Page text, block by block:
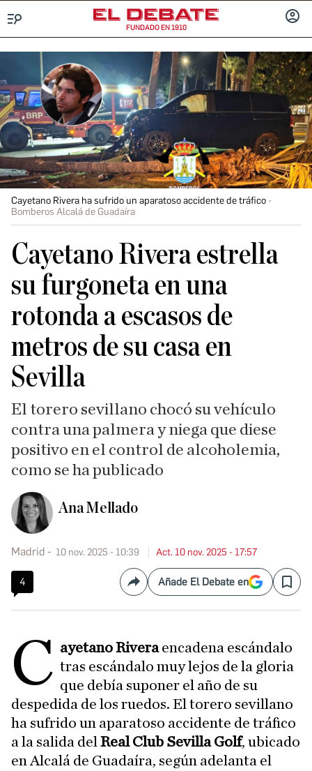
FUNDADO EN 1910
Cayetano Rivera ha sufrido un aparatoso accidente de tráfico
Bomberos Alcalá de Guadaíra
Cayetano Rivera estrella
su furgoneta en una
rotonda a escasos de
metros de su casa en
Sevilla
El torero sevillano chocó su vehículo
contra una palmera y niega que diese
positivo en el control de alcoholemia,
como se ha publicado
Ana Mellado
Madrid 10 nov. 2025 - 10:39 Act. 10 nov. 2025 - 17:57
4 CompartirAñade El Debate en Save
C ayetano Riveraencadena escándalo
tras escándalo muy lejos de la gloria
que debía suponer el año de su
despedida de los ruedos. El torero sevillano
ha sufrido un aparatoso accidente de tráfico
a la salida del Real Club Sevilla Golf, ubicado
en Alcalá de Guadaíra, según adelanta el